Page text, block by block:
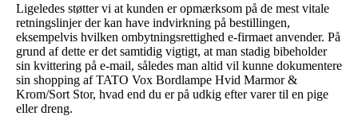
Ligeledes støtter vi at kunden er opmærksom på de mest vitale
retningslinjer der kan have indvirkning på bestillingen,
eksempelvis hvilken ombytningsrettighed e-firmaet anvender. På
grund af dette er det samtidig vigtigt, at man stadig bibeholder
sin kvittering på e-mail, således man altid vil kunne dokumentere
sin shopping af TATO Vox Bordlampe Hvid Marmor &
Krom/Sort Stor, hvad end du er på udkig efter varer til en pige
eller dreng.